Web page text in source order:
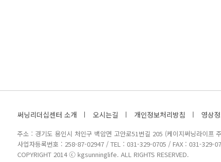
써닝리더십센터 소개 오시는길 개인정보처리방침 영상
주소 : 경기도 용인시 처인구 백암면 고안로51번길 205 (케이지써닝라이프
사업자등록번호 : 258-87-02947 / TEL : 031-329-0705 / FAX : 031-
COPYRIGHT 2014 ⓒ kgsunninglife. ALL RIGHTS RESERVED.